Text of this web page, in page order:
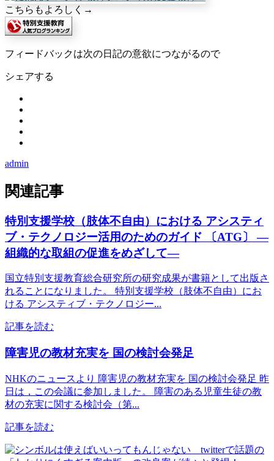
こちらもよろしく→
フィードバックは次の日記の意欲につながるので
シェアする
admin
関連記事
特別支援学校（肢体不自由）における アシスティ
ブ・テクノロジー活用のためのガイド 〔ATG〕 ―
組織的な取組の促進をめざして―
国立特別支援教育総合研究所の研究成果が書籍として出版さ
れることになりました。 特別支援学校（肢体不自由）にお
ける アシスティブ・テクノロジー...
記事を読む
障害児の教材充実を 国の検討会発足
NHKのニュースより 障害児の教材充実を 国の検討会発足 昨
日は，この会議に参加しました。 障害のある児童生徒の教
材の充実に関する検討会（第...
記事を読む